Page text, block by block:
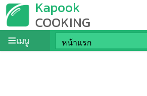
Kapook
COOKING
เมนู